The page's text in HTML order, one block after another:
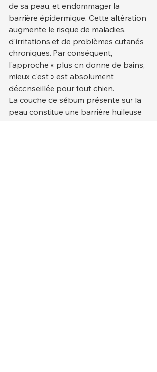
de sa peau, et endommager la
barrière épidermique. Cette altération
augmente le risque de maladies,
d'irritations et de problèmes cutanés
chroniques. Par conséquent,
l'approche « plus on donne de bains,
mieux c'est » est absolument
déconseillée pour tout chien.
La couche de sébum présente sur la
peau constitue une barrière huileuse
naturelle qui la rend imperméable à